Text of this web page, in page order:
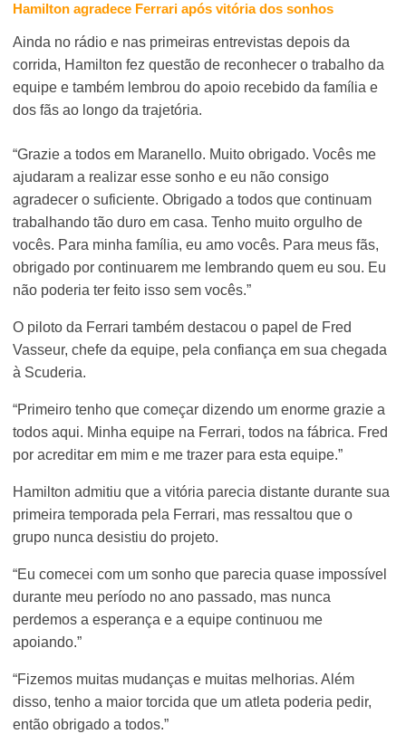
Hamilton agradece Ferrari após vitória dos sonhos
Ainda no rádio e nas primeiras entrevistas depois da
corrida, Hamilton fez questão de reconhecer o trabalho da
equipe e também lembrou do apoio recebido da família e
dos fãs ao longo da trajetória.
“Grazie a todos em Maranello. Muito obrigado. Vocês me
ajudaram a realizar esse sonho e eu não consigo
agradecer o suficiente. Obrigado a todos que continuam
trabalhando tão duro em casa. Tenho muito orgulho de
vocês. Para minha família, eu amo vocês. Para meus fãs,
obrigado por continuarem me lembrando quem eu sou. Eu
não poderia ter feito isso sem vocês.”
O piloto da Ferrari também destacou o papel de Fred
Vasseur, chefe da equipe, pela confiança em sua chegada
à Scuderia.
“Primeiro tenho que começar dizendo um enorme grazie a
todos aqui. Minha equipe na Ferrari, todos na fábrica. Fred
por acreditar em mim e me trazer para esta equipe.”
Hamilton admitiu que a vitória parecia distante durante sua
primeira temporada pela Ferrari, mas ressaltou que o
grupo nunca desistiu do projeto.
“Eu comecei com um sonho que parecia quase impossível
durante meu período no ano passado, mas nunca
perdemos a esperança e a equipe continuou me
apoiando.”
“Fizemos muitas mudanças e muitas melhorias. Além
disso, tenho a maior torcida que um atleta poderia pedir,
então obrigado a todos.”